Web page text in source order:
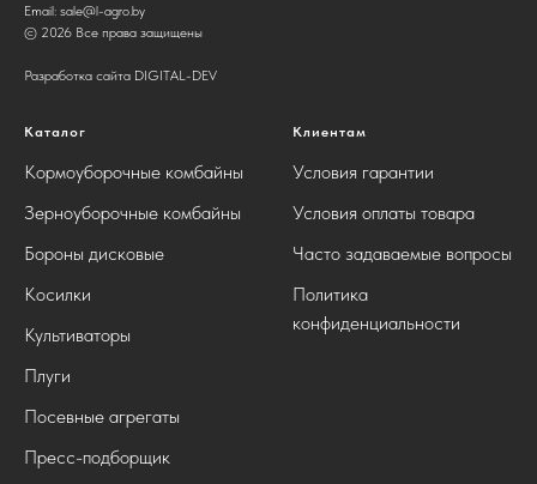
Email: sale@l-agro.by
© 2026 Все права защищены
Разработка сайта DIGITAL-DEV
Каталог
Кормоуборочные комбайны
Зерноуборочные комбайны
Бороны дисковые
Косилки
Культиваторы
Плуги
Посевные агрегаты
Пресс-подборщик
Клиентам
Условия гарантии
Условия оплаты товара
Часто задаваемые вопросы
Политика
конфиденциальности